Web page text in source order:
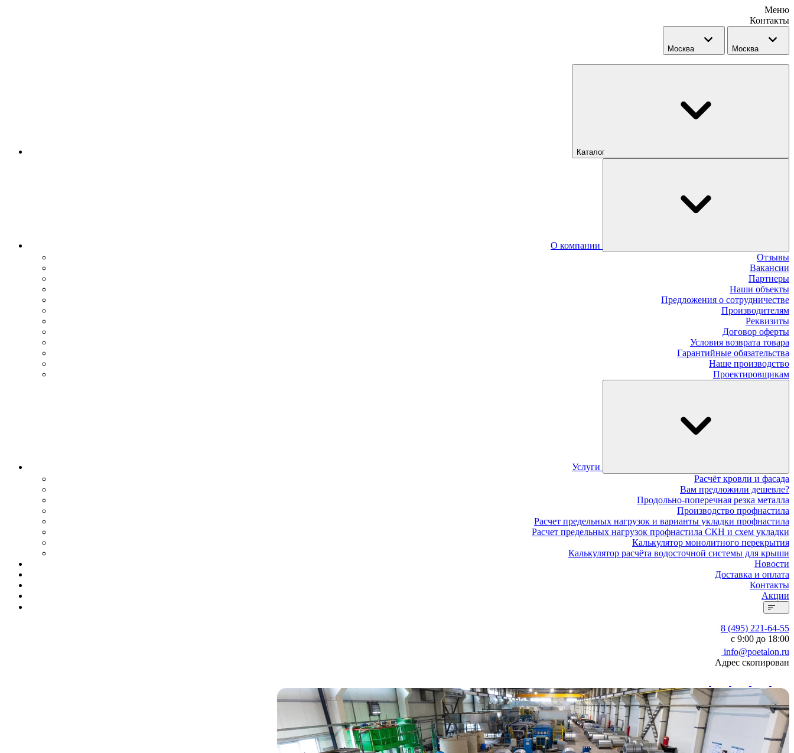
Меню
Контакты
Москва Москва
Каталог
О компании
Отзывы
Вакансии
Партнеры
Наши объекты
Предложения о сотрудничестве
Производителям
Реквизиты
Договор оферты
Условия возврата товара
Гарантийные обязательства
Наше производство
Проектировщикам
Услуги
Расчёт кровли и фасада
Вам предложили дешевле?
Продольно-поперечная резка металла
Производство профнастила
Расчет предельных нагрузок и варианты укладки профнастила
Расчет предельных нагрузок профнастила СКН и схем укладки
Калькулятор монолитного перекрытия
Калькулятор расчёта водосточной системы для крыши
Новости
Доставка и оплата
Контакты
Акции
8 (495) 221-64-55
с 9:00 до 18:00
info@poetalon.ru
Адрес скопирован